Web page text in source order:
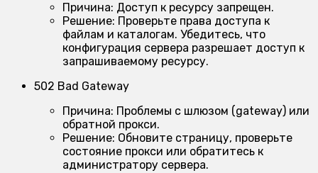
Причина: Доступ к ресурсу запрещен.
Решение: Проверьте права доступа к
файлам и каталогам. Убедитесь, что
конфигурация сервера разрешает доступ к
запрашиваемому ресурсу.
502 Bad Gateway
Причина: Проблемы с шлюзом (gateway) или
обратной прокси.
Решение: Обновите страницу, проверьте
состояние прокси или обратитесь к
администратору сервера.